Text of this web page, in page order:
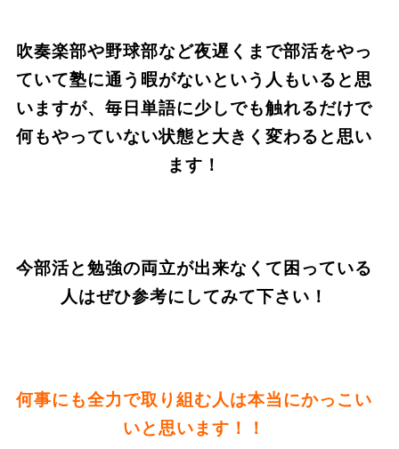
吹奏楽部や野球部など夜遅くまで部活をやっ
ていて塾に通う暇がないという人もいると思
いますが、毎日単語に少しでも触れるだけで
何もやっていない状態と大きく変わると思い
ます！
今部活と勉強の両立が出来なくて困っている
人はぜひ参考にしてみて下さい！
何事にも全力で取り組む人は本当にかっこい
いと思います！！